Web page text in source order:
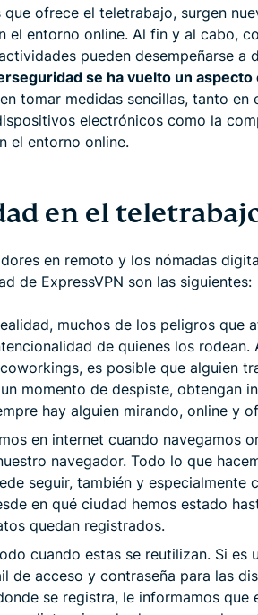
ofrece el teletrabajo, surgen
el entorno online. Al fin y al cabo,
pueden desempeñarse a
se ha vuelto un aspecto
tomar medidas sencillas, tanto en
electrónicos como la
el entorno online.
en el
en remoto y los nómadas
de ExpressVPN son las siguientes:
muchos de los peligros que
de quienes los rodean.
es posible que alguien
momento de despiste, obtengan
hay alguien mirando, online y
en internet cuando navegamos
navegador. Todo lo que
seguir, también y especialmente
en qué ciudad hemos estado
quedan registrados.
cuando estas se reutilizan. Si es
de acceso y contraseña para las
se registra, le informamos que